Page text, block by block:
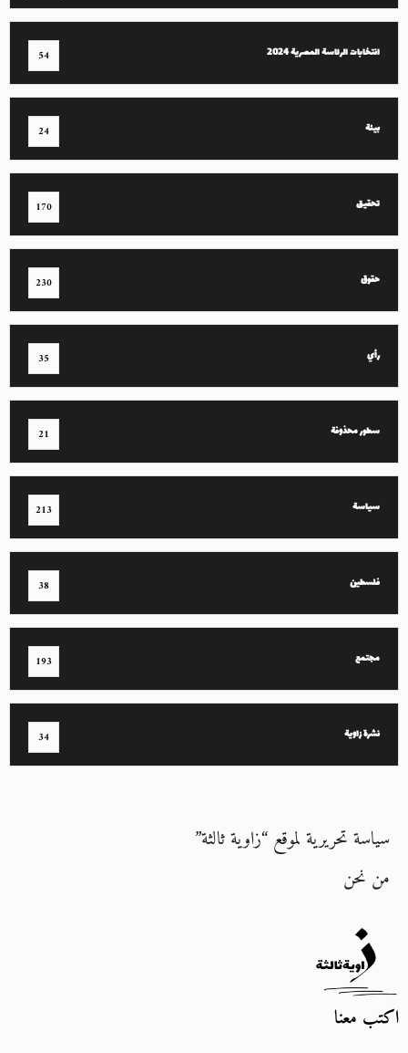
انتخابات الرئاسة المصرية 2024 54
بيئة 24
تحقيق 170
حقوق 230
رأي 35
سطور محذوفة 21
سياسة 213
فلسطين 38
مجتمع 193
نشرة زاوية 34
سياسة تحريرية لموقع “زاوية ثالثة”
من نحن
اكتب معنا